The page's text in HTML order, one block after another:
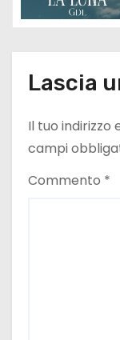
o
Lascia
Il tuo indirizzo
campi
Commento *